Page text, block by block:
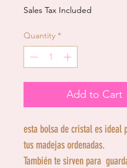
Sales Tax Included
Quantity *
Add to Cart
esta bolsa de cristal es ideal
tus madejas ordenadas.
También te sirven para